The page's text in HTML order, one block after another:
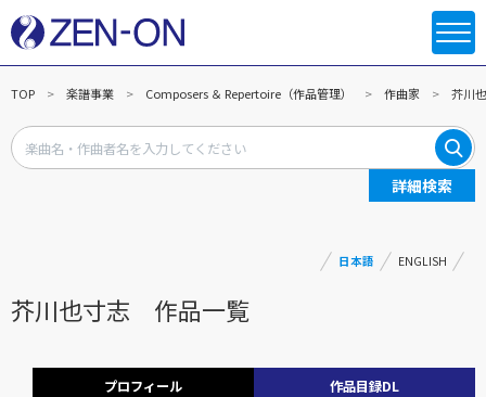
TOP 楽譜事業 Composers ＆ Repertoire（作品管理） 作曲家 芥川
詳細検索
日本語 ENGLISH
芥川也寸志 作品一覧
プロフィール 作品目録DL